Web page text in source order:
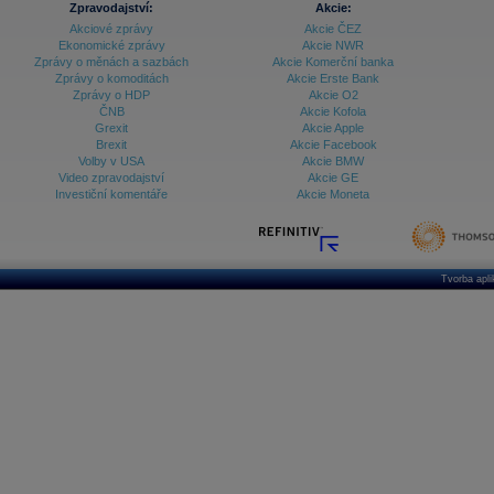
Archiv - Vývoj české koruny
Archiv analýz - Makroukazatele
Ceny průmyslových výrobců - Data a prognózy
Ceny průmyslových výrobců - Graf (ČR)
Ceny průmyslových výrobců - Kalendář (ČR)
Ceny průmyslových výrobců - Zpravodajství
Databanka - Ceny
Zpravodajství:
Akciové zprávy
Ekonomické zprávy
Zprávy o měnách a sazbách
Zprávy o komoditách
Zprávy o HDP
ČNB
Grexit
Brexit
Volby v USA
Video zpravodajství
Investiční komentáře
Akcie:
Akcie ČEZ
Akcie NWR
Akcie Komerční banka
Akcie Erste Bank
Akcie O2
Akcie Kofola
Akcie Apple
Akcie Facebook
Akcie BMW
Akcie GE
Akcie Moneta
Tvorba